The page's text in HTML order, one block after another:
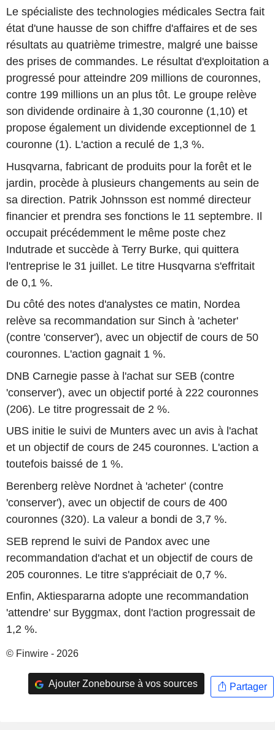
Le spécialiste des technologies médicales Sectra fait
état d'une hausse de son chiffre d'affaires et de ses
résultats au quatrième trimestre, malgré une baisse
des prises de commandes. Le résultat d'exploitation a
progressé pour atteindre 209 millions de couronnes,
contre 199 millions un an plus tôt. Le groupe relève
son dividende ordinaire à 1,30 couronne (1,10) et
propose également un dividende exceptionnel de 1
couronne (1). L'action a reculé de 1,3 %.
Husqvarna, fabricant de produits pour la forêt et le
jardin, procède à plusieurs changements au sein de
sa direction. Patrik Johnsson est nommé directeur
financier et prendra ses fonctions le 11 septembre. Il
occupait précédemment le même poste chez
Indutrade et succède à Terry Burke, qui quittera
l'entreprise le 31 juillet. Le titre Husqvarna s'effritait
de 0,1 %.
Du côté des notes d'analystes ce matin, Nordea
relève sa recommandation sur Sinch à 'acheter'
(contre 'conserver'), avec un objectif de cours de 50
couronnes. L'action gagnait 1 %.
DNB Carnegie passe à l'achat sur SEB (contre
'conserver'), avec un objectif porté à 222 couronnes
(206). Le titre progressait de 2 %.
UBS initie le suivi de Munters avec un avis à l'achat
et un objectif de cours de 245 couronnes. L'action a
toutefois baissé de 1 %.
Berenberg relève Nordnet à 'acheter' (contre
'conserver'), avec un objectif de cours de 400
couronnes (320). La valeur a bondi de 3,7 %.
SEB reprend le suivi de Pandox avec une
recommandation d'achat et un objectif de cours de
205 couronnes. Le titre s'appréciait de 0,7 %.
Enfin, Aktiespararna adopte une recommandation
'attendre' sur Byggmax, dont l'action progressait de
1,2 %.
© Finwire - 2026
Ajouter Zonebourse à vos sources Partager